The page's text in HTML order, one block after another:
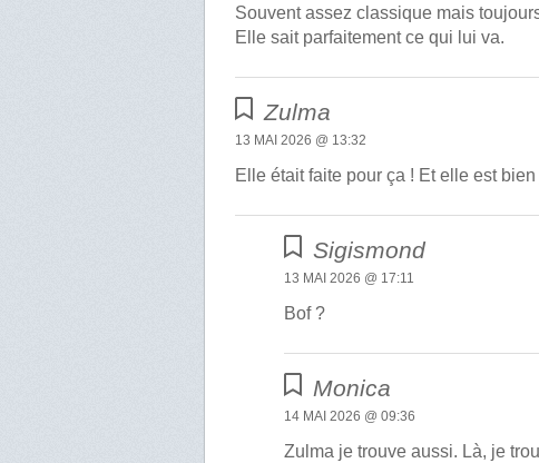
Souvent assez classique mais
Elle sait parfaitement ce qui lui va.
Zulma
13 MAI 2026 @ 13:32
Elle était faite pour ça ! Et elle est
Sigismond
13 MAI 2026 @ 17:11
Bof ?
Monica
14 MAI 2026 @ 09:36
Zulma je trouve aussi. Là, je